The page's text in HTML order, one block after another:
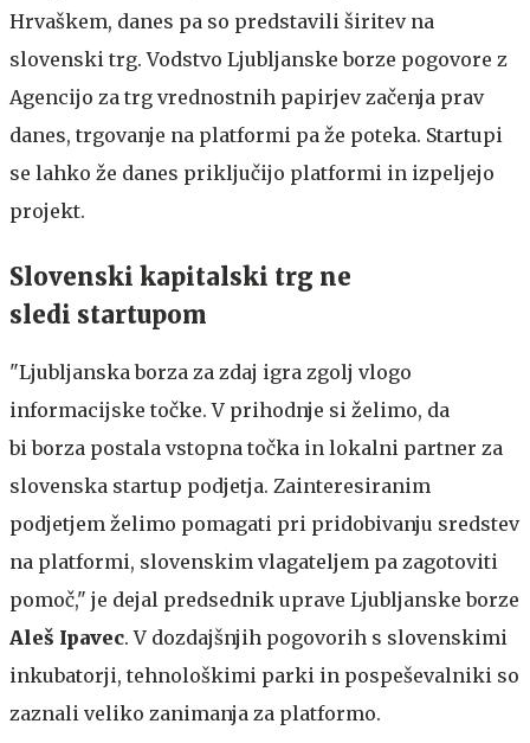
Hrvaškem, danes pa so predstavili širitev na
slovenski trg. Vodstvo Ljubljanske borze pogovore z
Agencijo za trg vrednostnih papirjev začenja prav
danes, trgovanje na platformi pa že poteka. Startupi
se lahko že danes priključijo platformi in izpeljejo
projekt.
Slovenski kapitalski trg ne
sledi startupom
"Ljubljanska borza za zdaj igra zgolj vlogo
informacijske točke. V prihodnje si želimo, da
bi borza postala vstopna točka in lokalni partner za
slovenska startup podjetja. Zainteresiranim
podjetjem želimo pomagati pri pridobivanju sredstev
na platformi, slovenskim vlagateljem pa zagotoviti
pomoč," je dejal predsednik uprave Ljubljanske borze
Aleš Ipavec. V dozdajšnjih pogovorih s slovenskimi
inkubatorji, tehnološkimi parki in pospeševalniki so
zaznali veliko zanimanja za platformo.